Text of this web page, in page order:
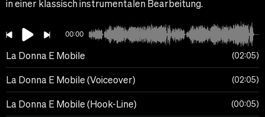
in einer klassisch instrumentalen Bearbeitung.
00:00
La Donna E Mobile 02:05
La Donna E Mobile (Voiceover) 02:05
La Donna E Mobile (Hook-Line) 00:05